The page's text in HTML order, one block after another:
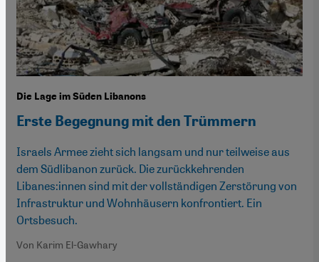
Die Lage im Süden Libanons
Erste Begegnung mit den Trümmern
Israels Armee zieht sich langsam und nur teilweise aus
dem Südlibanon zurück. Die zurückkehrenden
Libanes:innen sind mit der vollständigen Zerstörung von
Infrastruktur und Wohnhäusern konfrontiert. Ein
Ortsbesuch.
Von Karim El-Gawhary